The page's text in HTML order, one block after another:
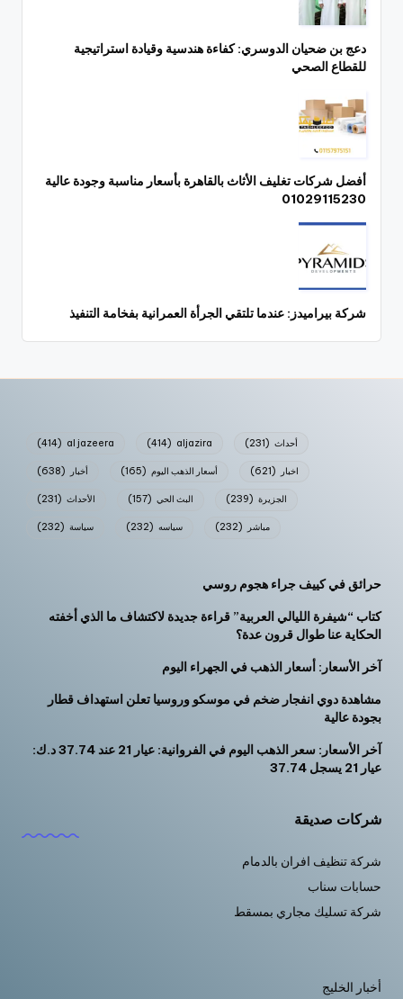
دعج بن ضحيان الدوسري: كفاءة هندسية وقيادة استراتيجية
للقطاع الصحي
أفضل شركات تغليف الأثاث بالقاهرة بأسعار مناسبة وجودة عالية
01029115230
شركة بيراميدز: عندما تلتقي الجرأة العمرانية بفخامة التنفيذ
al jazeera
(414) aljazira
(414) أحداث (231)
أخبار (638) أسعار الذهب اليوم (165) اخبار (621)
الأحداث (231) البث الحي (157) الجزيرة (239)
سياسة (232) سياسه (232) مباشر (232)
حرائق في كييف جراء هجوم روسي
كتاب “شيفرة الليالي العربية” قراءة جديدة لاكتشاف ما الذي أخفته
الحكاية عنا طوال قرون عدة؟
آخر الأسعار: أسعار الذهب في الجهراء اليوم
مشاهدة دوي انفجار ضخم في موسكو وروسيا تعلن استهداف قطار
بجودة عالية
آخر الأسعار: سعر الذهب اليوم في الفروانية: عيار 21 عند 37.74 د.ك:
عيار 21 يسجل 37.74
شركات صديقة
شركة تنظيف افران بالدمام
حسابات سناب
شركة تسليك مجاري بمسقط
أخبار الخليج